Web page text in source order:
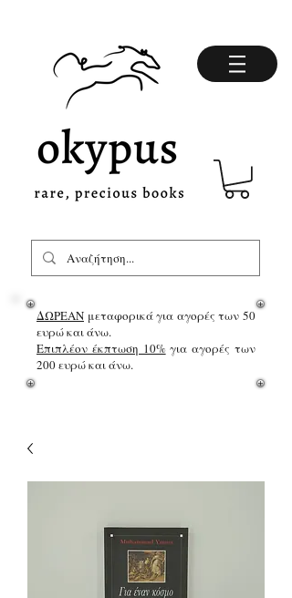
ΔΩΡΕΑΝ μεταφορικά για αγορές των 50
ευρώ και άνω.
Επιπλέον έκπτωση 10%για αγορές των
200 ευρώ και άνω.